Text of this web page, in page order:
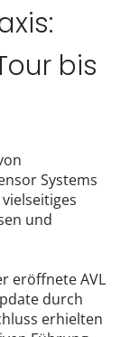
bis
Systems
und
eröffnete AVL
durch
erhielten